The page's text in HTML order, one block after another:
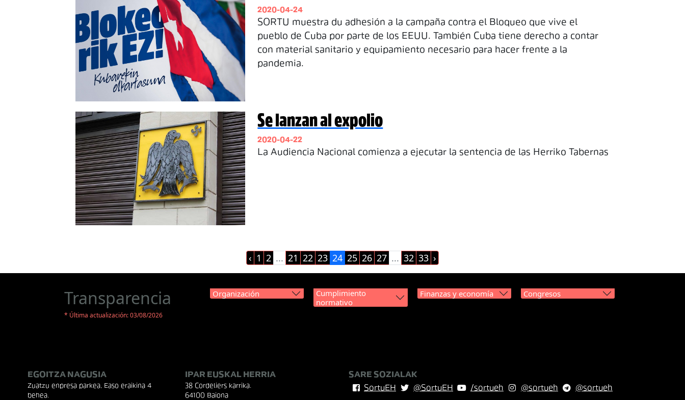
2020-04-24
SORTU muestra du adhesión a la campaña contra el Bloqueo que vive el
pueblo de Cuba por parte de los EEUU. También Cuba tiene derecho a contar
con material sanitario y equipamiento necesario para hacer frente a la
pandemia.
Se lanzan al expolio
2020-04-22
La Audiencia Nacional comienza a ejecutar la sentencia de las Herriko Tabernas
‹ 1 2 ... 21 22 23 24 25 26 27 ... 32 33 ›
Transparencia
* Última actualización: 03/08/2026
Organización
Cumplimiento
normativo
Finanzas y economía Congresos
EGOITZA NAGUSIA
Zuatzu enpresa parkea, Easo eraikina 4
behea.
IPAR EUSKAL HERRIA
38 Cordeliers karrika.
64100 Baiona
SARE SOZIALAK
SortuEH
@SortuEH /sortueh @sortueh @sortueh